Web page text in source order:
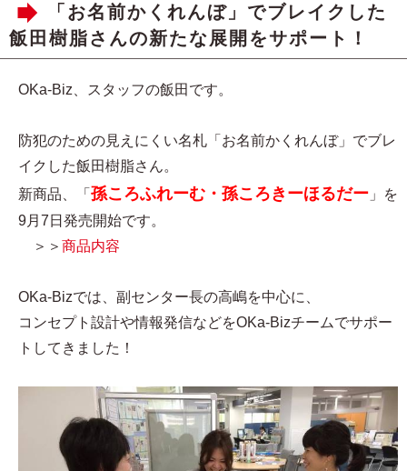
「お名前かくれんぼ」でブレイクした
飯田樹脂さんの新たな展開をサポート！
OKa-Biz、スタッフの飯田です。
防犯のための見えにくい名札「お名前かくれんぼ」でブレ
イクした飯田樹脂さん。
新商品、「 孫ころふれーむ・孫ころきーほるだー 」を
9月7日発売開始です。
＞＞ 商品内容
OKa-Bizでは、副センター長の高嶋を中心に、
コンセプト設計や情報発信などをOKa-Bizチームでサポー
トしてきました！